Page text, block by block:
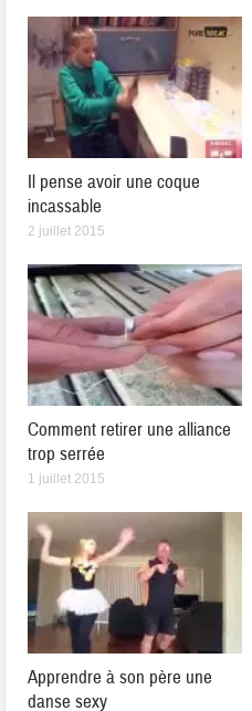
Il pense avoir une coque
incassable
2 juillet 2015
Comment retirer une alliance
trop serrée
1 juillet 2015
Apprendre à son père une
danse sexy